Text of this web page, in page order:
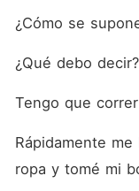
¿Cómo se
¿Qué debo decir?
Tengo que
Rápidamente
ropa y tomé mi